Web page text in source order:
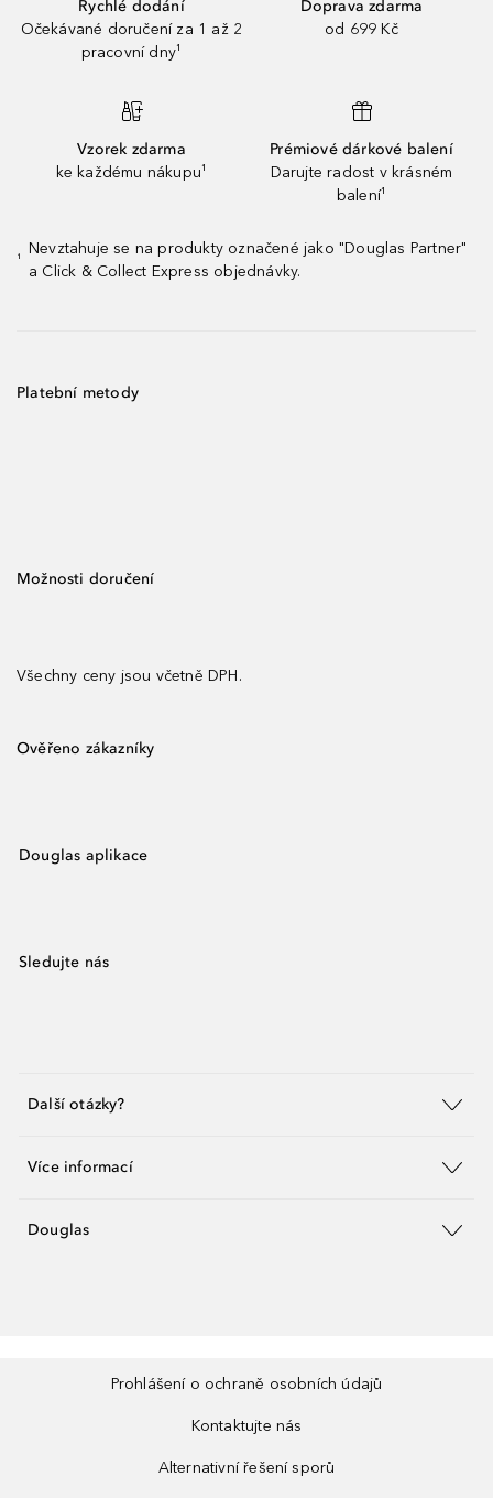
Rychlé dodání
Očekávané doručení za 1 až 2
pracovní dny¹
Doprava zdarma
od 699 Kč
Vzorek zdarma
ke každému nákupu¹
Prémiové dárkové balení
Darujte radost v krásném
balení¹
¹
Nevztahuje se na produkty označené jako "Douglas Partner"
a Click & Collect Express objednávky.
Platební metody
Možnosti doručení
Všechny ceny jsou včetně DPH.
Ověřeno zákazníky
Douglas aplikace
Sledujte nás
Další otázky?
Více informací
Douglas
Prohlášení o ochraně osobních údajů
Kontaktujte nás
Alternativní řešení sporů